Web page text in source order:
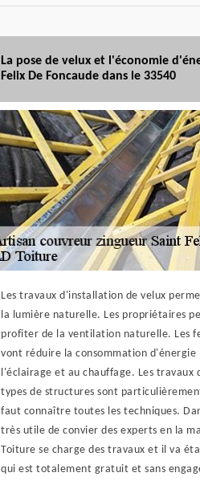
La pose de velux et l'économie
Felix De Foncaude dans le 33540
Les travaux d'installation de velux
la lumière naturelle. Les propriétaires
profiter de la ventilation naturelle. Les
vont réduire la consommation d'énergie
l'éclairage et au chauffage. Les travaux
types de structures sont
faut connaître toutes les techniques.
très utile de convier des experts en la
Toiture se charge des travaux et il va
qui est totalement gratuit et sans